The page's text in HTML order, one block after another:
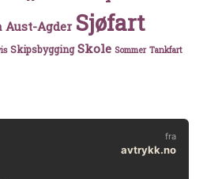
Agder Sjøfart
Skipsbygging Skole Sommer Tankfart